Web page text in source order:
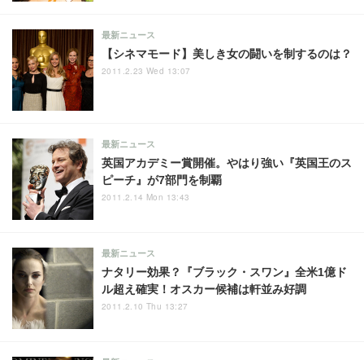
【シネマモード】美しき女の闘いを制するのは？
最新ニュース
2011.2.23 Wed 13:07
英国アカデミー賞開催。やはり強い『英国王のス
ピーチ』が7部門を制覇
最新ニュース
2011.2.14 Mon 13:43
ナタリー効果？『ブラック・スワン』全米1億ド
ル超え確実！オスカー候補は軒並み好調
最新ニュース
2011.2.10 Thu 13:27